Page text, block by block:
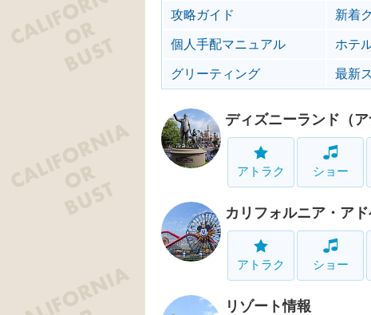
攻略ガイド 新着
個人手配マニュアル
ホテ
グリーティング
最新
ディズニーランド（ア
アトラク ショー
カリフォルニア・ア
アトラク ショー
リゾート情報